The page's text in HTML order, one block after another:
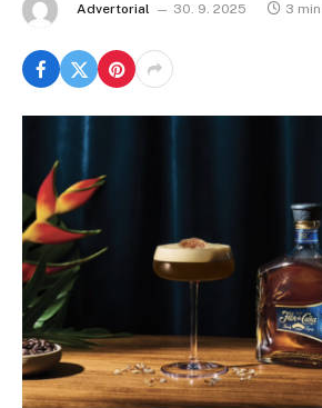
Advertorial 30. 9. 2025 3